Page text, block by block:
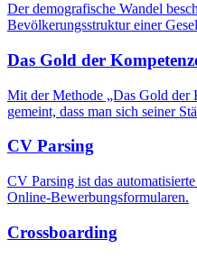
Der demografische Wandel
Bevölkerungsstruktur einer
Das Gold der
Mit der Methode „Das Gold der
gemeint, dass man sich seiner
CV Parsing
CV Parsing ist das
Online-Bewerbungsformularen.
Crossboarding